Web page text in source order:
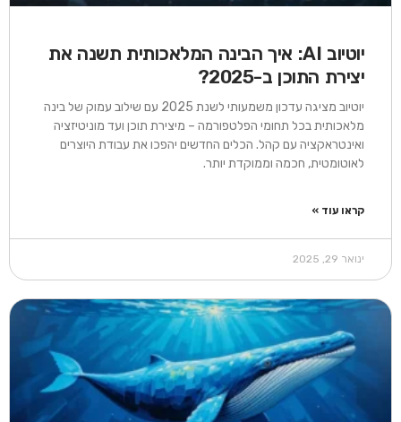
יוטיוב AI: איך הבינה המלאכותית תשנה את
יצירת התוכן ב-2025?
יוטיוב מציגה עדכון משמעותי לשנת 2025 עם שילוב עמוק של בינה
מלאכותית בכל תחומי הפלטפורמה – מיצירת תוכן ועד מוניטיזציה
ואינטראקציה עם קהל. הכלים החדשים יהפכו את עבודת היוצרים
לאוטומטית, חכמה וממוקדת יותר.
קראו עוד »
ינואר 29, 2025